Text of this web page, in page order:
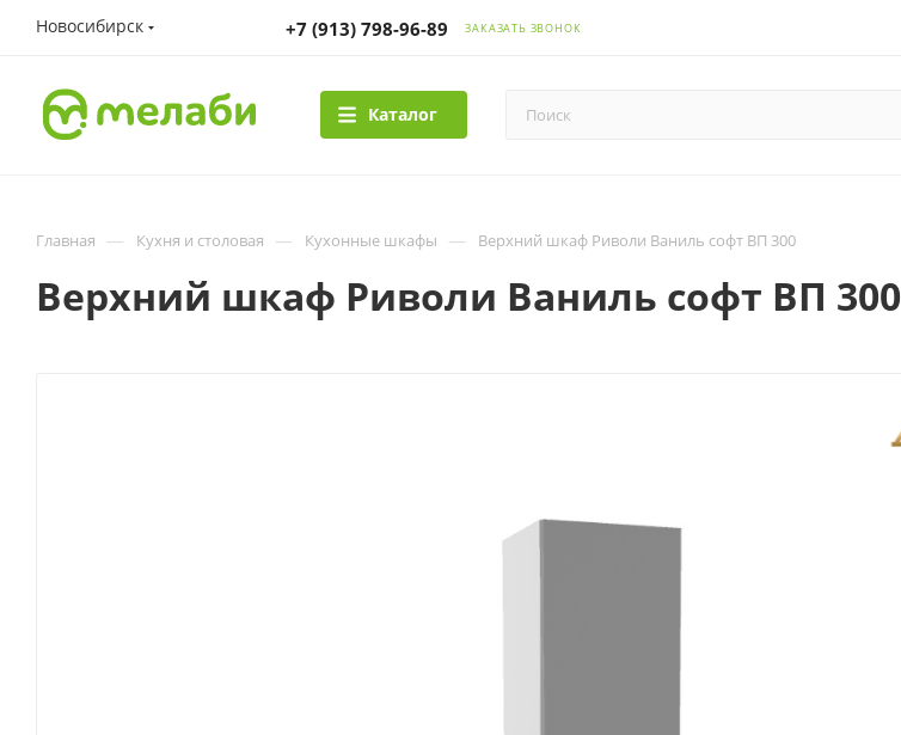
Новосибирск +7 (913) 798-96-89 ЗАКАЗАТЬ ЗВОНОК
Каталог
Главная — Кухня и столовая — Кухонные шкафы — Верхний шкаф Риволи Ваниль софт ВП 300
Верхний шкаф Риволи Ваниль софт ВП 300